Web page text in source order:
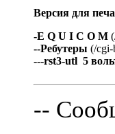
Версия для
-E Q U I C O M
--Ребутеры (/cgi-
---rst3-utl 5
--